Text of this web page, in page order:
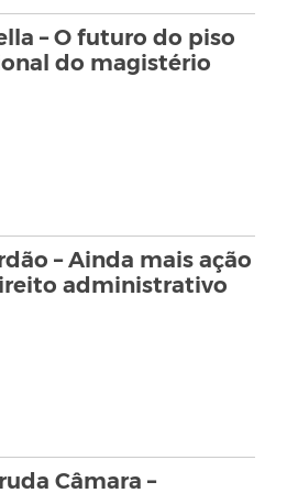
– O futuro do piso
do magistério
– Ainda mais ação
administrativo
Câmara –